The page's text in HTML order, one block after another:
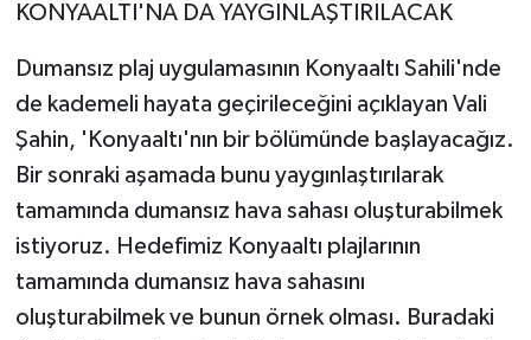
KONYAALTI'NA DA YAYGINLAŞTIRILACAK
Dumansız plaj uygulamasının Konyaaltı Sahili'nde
de kademeli hayata geçirileceğini açıklayan Vali
Şahin, 'Konyaaltı'nın bir bölümünde başlayacağız.
Bir sonraki aşamada bunu yaygınlaştırılarak
tamamında dumansız hava sahası oluşturabilmek
istiyoruz. Hedefimiz Konyaaltı plajlarının
tamamında dumansız hava sahasını
oluşturabilmek ve bunun örnek olması. Buradaki